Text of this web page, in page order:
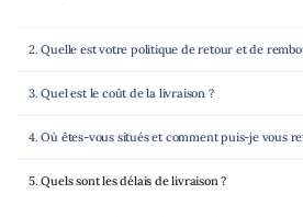
2. Quelle est votre politique de retour et de
3. Quel est le coût de la livraison ?
4. Où êtes-vous situés et comment puis-je vous
5. Quels sont les délais de livraison ?